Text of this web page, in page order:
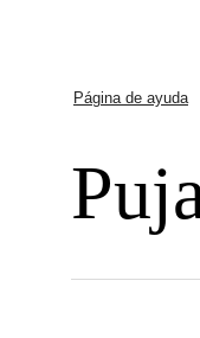
Página de ayuda